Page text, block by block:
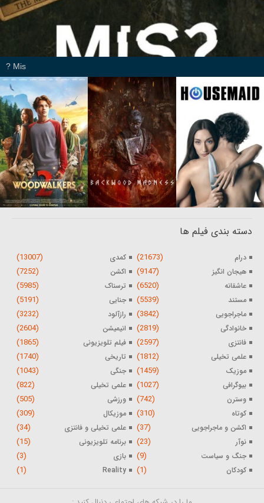
Mis ?
دسته بندی فیلم ها
درام (21673) کمدی (13007)
هیجان انگیز (9147) اکشن (7252)
عاشقانه (6520) ترسناک (5985)
مستند (5539) جنایی (5191)
ماجراجویی (3842) رازآلود (3232)
خانوادگی (2819) انیمیشن (2604)
فانتزی (2597) فیلم تلویزیونی (1865)
علمی تخیلی (1812) تاریخی (1740)
موزیک (1459) جنگی (1043)
بیوگرافی (1027) علمی تخیلی (822)
وسترن (742) ورزشی (505)
کوتاه (310) موزیکال (309)
اکشن و ماجراجویی (37) علمی تخیلی و فانتزی (34)
نوآر (23) برنامه تلویزیونی (15)
جنگ و سیاست (9) بازی (3)
کودکان (1)
Reality
(1)